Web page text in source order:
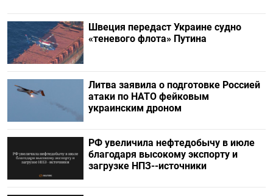
Швеция передаст Украине судно
«теневого флота» Путина
Литва заявила о подготовке Россией
атаки по НАТО фейковым
украинским дроном
РФ увеличила нефтедобычу в июле
благодаря высокому экспорту и
загрузке НПЗ--источники